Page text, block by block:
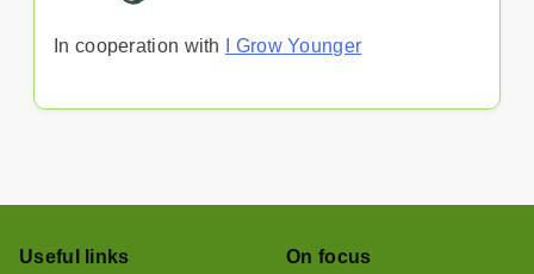
In cooperation with I Grow Younger
Useful links
On focus